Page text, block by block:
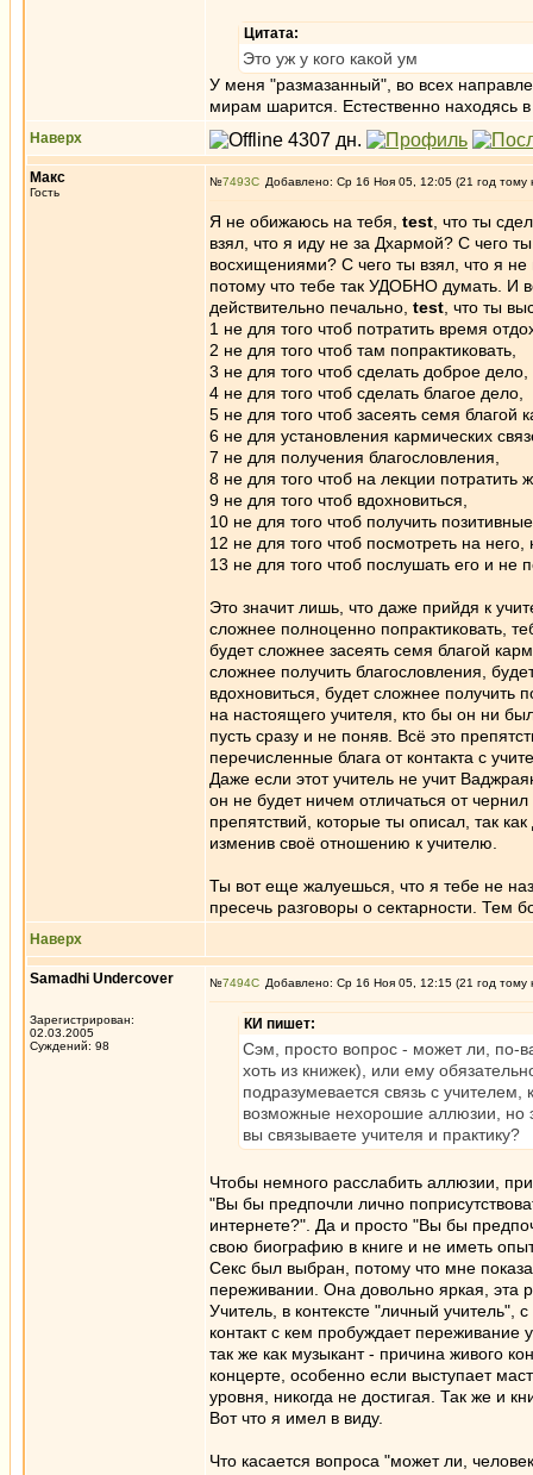
Цитата:
Это уж у кого какой ум
У меня "размазанный", во всех
мирам шарится. Естественно находясь
Наверх
Макс
Гость
№7493 Добавлено: Ср 16 Ноя 05, 12:05 (21 год тому
Я не обижаюсь на тебя, test , что ты
взял, что я иду не за Дхармой? С чего
восхищениями? С чего ты взял, что я
потому что тебе так УДОБНО думать. И
действительно печально, test , что ты
1 не для того чтоб потратить время
2 не для того чтоб там попрактиковать,
3 не для того чтоб сделать доброе дело,
4 не для того чтоб сделать благое дело,
5 не для того чтоб засеять семя благой
6 не для установления кармических
7 не для получения благословления,
8 не для того чтоб на лекции потратить
9 не для того чтоб вдохновиться,
10 не для того чтоб получить
12 не для того чтоб посмотреть на
13 не для того чтоб послушать его и не
Это значит лишь, что даже прийдя к
сложнее полноценно попрактиковать,
будет сложнее засеять семя благой
сложнее получить благословления,
вдохновиться, будет сложнее получить
на настоящего учителя, кто бы он ни
пусть сразу и не поняв. Всё это
перечисленные блага от контакта с
Даже если этот учитель не учит
он не будет ничем отличаться от
препятствий, которые ты описал, так
изменив своё отношению к учителю.
Ты вот еще жалуешься, что я тебе не
пресечь разговоры о сектарности. Тем
Наверх
Samadhi Undercover
Зарегистрирован:
02.03.2005
Суждений: 98
№7494 Добавлено: Ср 16 Ноя 05, 12:15 (21 год тому
КИ пишет:
Сэм, просто вопрос - может ли, по-
хоть из книжек), или ему
подразумевается связь с
возможные нехорошие аллюзии, но
вы связываете учителя и практику?
Чтобы немного расслабить аллюзии,
"Вы бы предпочли лично
интернете?". Да и просто "Вы бы
свою биографию в книге и не иметь
Секс был выбран, потому что мне
переживании. Она довольно яркая, эта
Учитель, в контексте "личный учитель",
контакт с кем пробуждает
так же как музыкант - причина живого
концерте, особенно если выступает
уровня, никогда не достигая. Так же и
Вот что я имел в виду.
Что касается вопроса "может ли,